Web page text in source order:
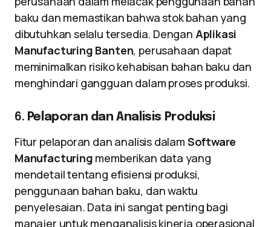
baku dan memastikan bahwa stok bahan yang
dibutuhkan selalu tersedia. Dengan Aplikasi
Manufacturing Banten, perusahaan dapat
meminimalkan risiko kehabisan bahan baku dan
menghindari gangguan dalam proses produksi.
6. Pelaporan dan Analisis Produksi
Fitur pelaporan dan analisis dalam Software
Manufacturing memberikan data yang
mendetail tentang efisiensi produksi,
penggunaan bahan baku, dan waktu
penyelesaian. Data ini sangat penting bagi
manajer untuk menganalisis kinerja operasional